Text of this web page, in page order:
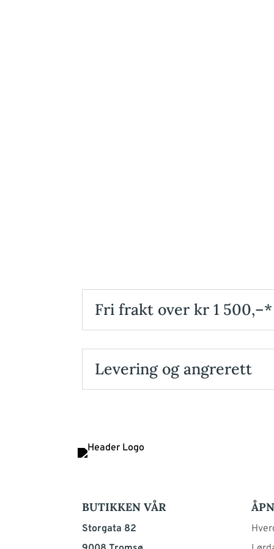
Fri frakt over kr 1 500,–*
Levering og angrerett
BUTIKKEN VÅR
Storgata 82